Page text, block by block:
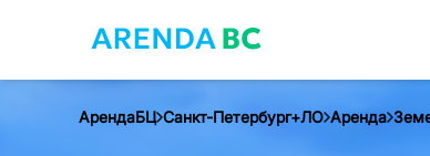
АрендаБЦ Санкт-Петербург+ЛО Аренда